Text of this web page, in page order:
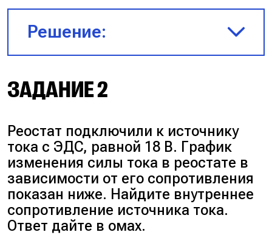
Решение:
Возьмём произвольную точку
на графике и запишем закон
$I = \frac{U}{R} \Rightarrow R =
\frac{U}{I} = \frac{6}{10^{−3}} =
6000 \text{ Ом} = 6 \text{ кОм.}$
Ответ:6 кОм.
ЗАДАНИЕ 2
Реостат подключили к источнику
тока с ЭДС, равной 18 В. График
изменения силы тока в реостате в
зависимости от его сопротивления
показан ниже. Найдите внутреннее
сопротивление источника тока.
Ответ дайте в омах.